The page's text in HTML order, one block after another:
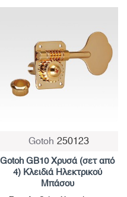
Gotoh 250123
Gotoh GB10 Χρυσά (σετ από
4) Κλειδιά Ηλεκτρικού
Μπάσου